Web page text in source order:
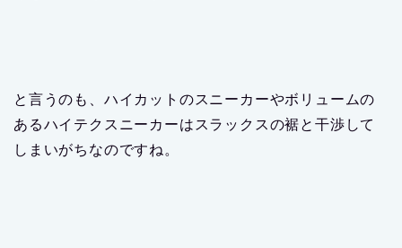
と言うのも、ハイカットのスニーカーやボリュームの
あるハイテクスニーカーはスラックスの裾と干渉して
しまいがちなのですね。